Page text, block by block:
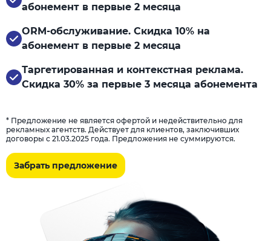
абонемент в первые 2 месяца
ORM-обслуживание. Скидка 10% на
абонемент в первые 2 месяца
Таргетированная и контекстная реклама.
Скидка 30% за первые 3 месяца абонемента
* Предложение не является офертой и недействительно для
рекламных агентств. Действует для клиентов, заключивших
договоры с 21.03.2025 года. Предложения не суммируются.
Забрать предложение